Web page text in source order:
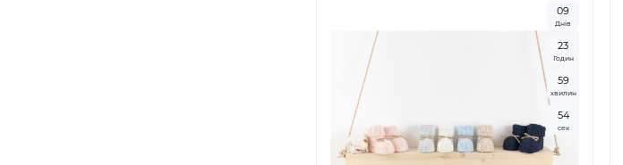
09
Днів
23
Годин
59
хвилин
53
сек